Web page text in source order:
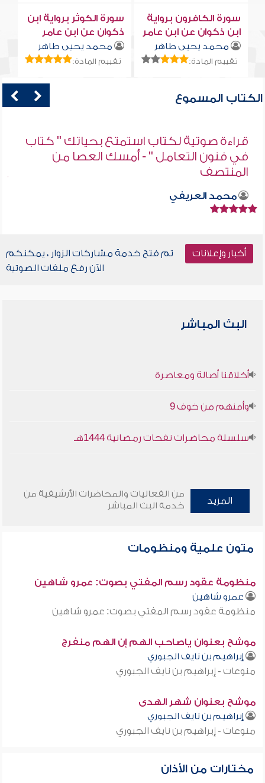
سورة الكافرون برواية
ابن ذكوان عن ابن عامر
محمد يحيى طاهر
تقييم المادة:
سورة الكوثر برواية ابن
ذكوان عن ابن عامر
محمد يحيى طاهر
تقييم المادة:
الكتاب المسموع
قراءة صوتية لكتاب استمتع بحياتك " كتاب
في فنون التعامل " - أمسك العصا من
المنتصف
محمد العريفي
أخبار وإعلانات
تم فتح خدمة مشاركات الزوار ، يمكنكم
الآن رفع ملفات الصوتية
البث المباشر
أخلاقنا أصالة ومعاصرة
وأمنهم من خوف 9
سلسلة محاضرات نفحات رمضانية 1444هـ
المزيد
من الفعاليات والمحاضرات الأرشيفية من
خدمة البث المباشر
متون علمية ومنظومات
منظومة عقود رسم المفتي بصوت: عمرو شاهين
عمرو شاهين
منظومة عقود رسم المفتي بصوت: عمرو شاهين
موشح بعنوان ياصاحب الهم إن الهم منفرج
إبراهيم بن نايف الجبوري
منوعات - إبراهيم بن نايف الجبوري
موشح بعنوان شهر الهدى
إبراهيم بن نايف الجبوري
منوعات - إبراهيم بن نايف الجبوري
مختارات من الأذان